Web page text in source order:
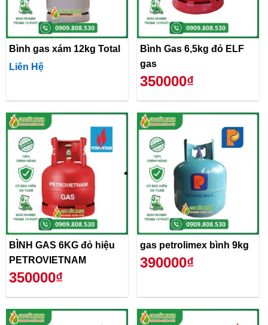
Bình gas xám 12kg Total
Liên Hệ
Bình Gas 6,5kg đỏ ELF
gas
350000₫
BÌNH GAS 6KG đỏ hiệu
PETROVIETNAM
350000₫
gas petrolimex bình 9kg
390000₫